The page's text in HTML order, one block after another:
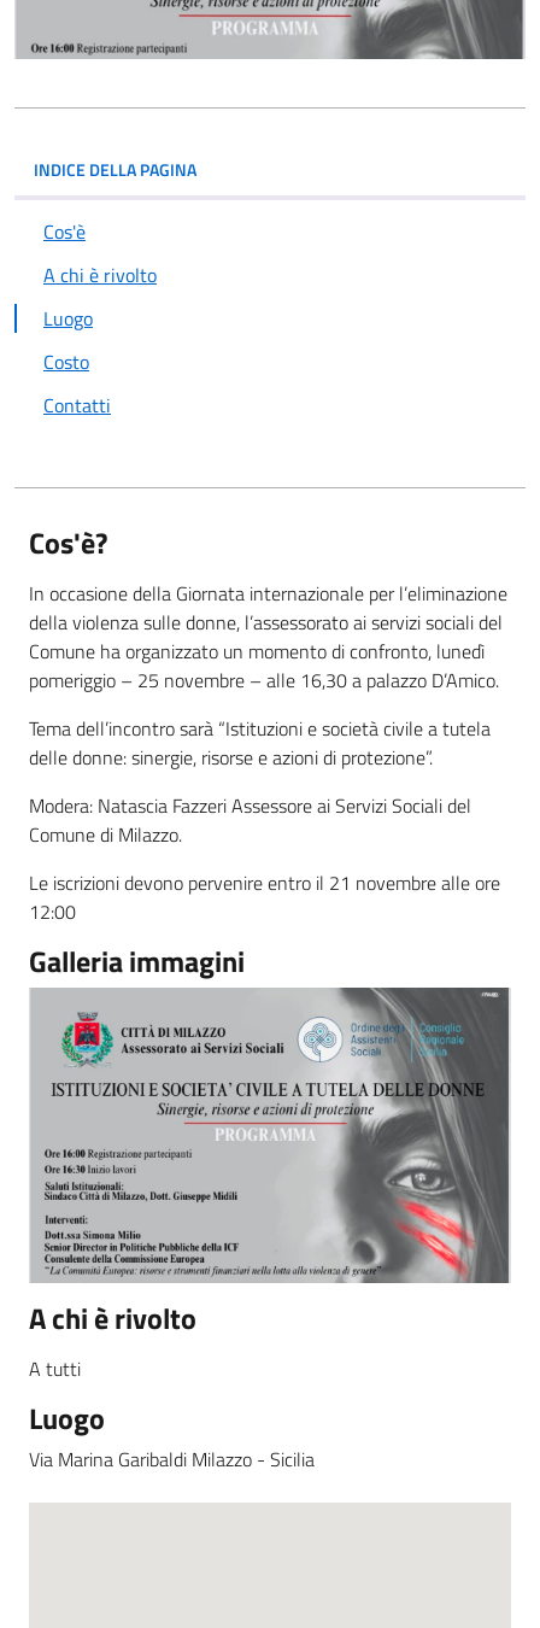
INDICE DELLA PAGINA
Cos'è
A chi è rivolto
Luogo
Costo
Contatti
Cos'è?
In occasione della Giornata internazionale per l’eliminazione
della violenza sulle donne, l’assessorato ai servizi sociali del
Comune ha organizzato un momento di confronto, lunedì
pomeriggio – 25 novembre – alle 16,30 a palazzo D’Amico.
Tema dell’incontro sarà “Istituzioni e società civile a tutela
delle donne: sinergie, risorse e azioni di protezione”.
Modera: Natascia Fazzeri Assessore ai Servizi Sociali del
Comune di Milazzo.
Le iscrizioni devono pervenire entro il 21 novembre alle ore
12:00
Galleria immagini
A chi è rivolto
A tutti
Luogo
Via Marina Garibaldi Milazzo - Sicilia